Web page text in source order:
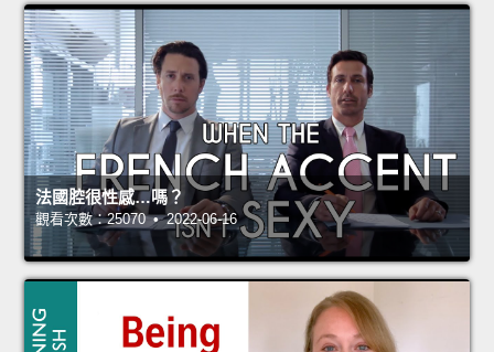
法國腔很性感…嗎？
觀看次數：25070 • 2022-06-16